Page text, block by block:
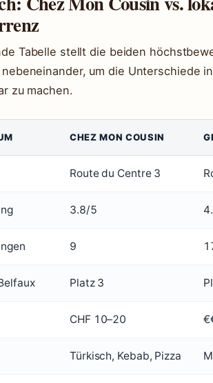
Tabelle stellt die beiden
um die Unterschiede
zu machen.
CHEZ MON COUSIN
Route du Centre 3
3.8/5
9
Platz 3
CHF 10–20
Türkisch, Kebab, Pizza